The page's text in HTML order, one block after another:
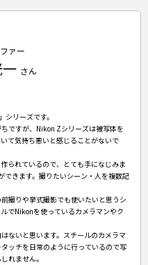
ァー
さん
リーズです。
ですが、Nikon Zシリーズは被写体を
て気持ち悪いと感じることがないで
られているので、とても手になじみま
できます。撮りたいシーン・人を複数記
撮りや挙式撮影でも使いたいと思うシ
でNikonを使っているカメラマンやク
ないと思います。スチールのカメラマ
ッチを日常のように行っているので写
れません。